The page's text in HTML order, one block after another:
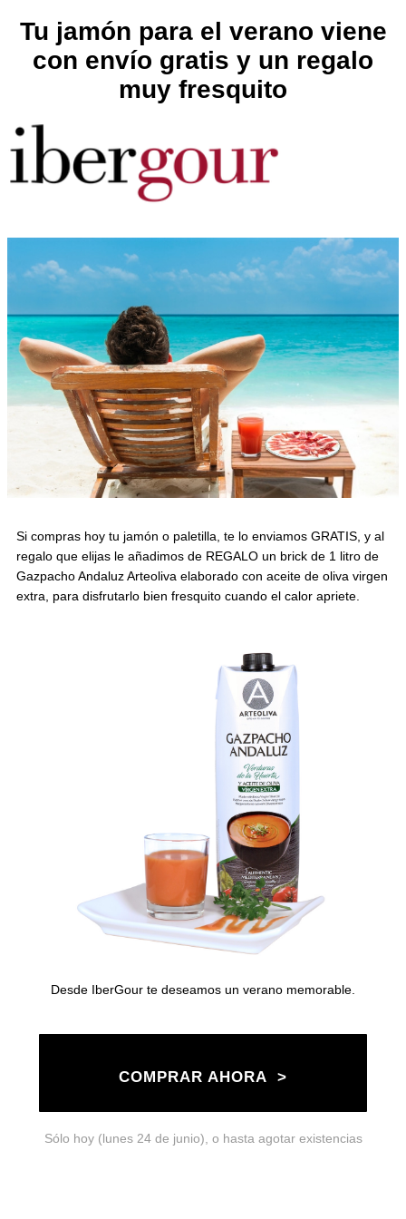
Tu jamón para el verano viene
con envío gratis y un regalo
muy fresquito
Si compras hoy tu jamón o paletilla, te lo enviamos GRATIS, y al
regalo que elijas le añadimos de REGALO un brick de 1 litro de
Gazpacho Andaluz Arteoliva elaborado con aceite de oliva virgen
extra, para disfrutarlo bien fresquito cuando el calor apriete.
Desde IberGour te deseamos un verano memorable.
COMPRAR AHORA >
Sólo hoy (lunes 24 de junio), o hasta agotar existencias